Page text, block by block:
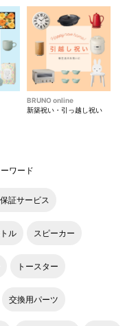
BRUNO online
新築祝い・引っ越し祝い
ワード
証サービス
ル スピーカー
トースター
交換用パーツ